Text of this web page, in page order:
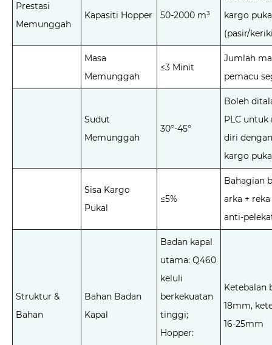
Prestasi
Memunggah
Kapasiti Hopper 50-2000 m³
kargo
(pasir/
Masa
Memunggah
≤3 Minit
Jumlah
pemacu
Sudut
Memunggah
30°-45°
Boleh
PLC untuk
diri
kargo
Sisa Kargo
Pukal
≤5%
Bahagian
arka +
anti-
Struktur &
Bahan
Bahan Badan
Kapal
Badan kapal
utama: Q460
keluli
berkekuatan
tinggi;
Hopper:
Ketebalan
18mm,
16-25mm